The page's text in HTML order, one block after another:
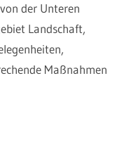
der Unteren
Landschaft,
Maßnahmen